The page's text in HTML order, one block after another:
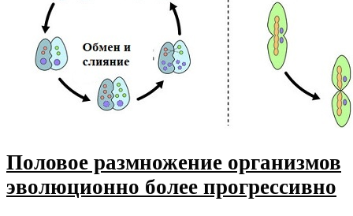
Половое размножение организмов
эволюционно более прогрессивно